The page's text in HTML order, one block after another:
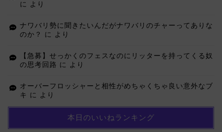
に より
ナワバリ勢に聞きたいんだがナワバリのチャーってありな
のか？
に より
【急募】せっかくのフェスなのにリッターを持ってくる奴
の思考回路 に より
オーバーフロッシャーと相性がめちゃくちゃ良い意外なブ
キ に より
本日のいいねランキング